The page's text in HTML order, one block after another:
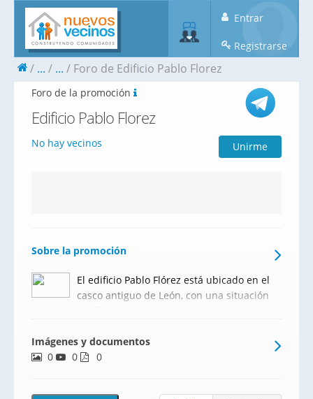
Entrar
Registrarse
... ... Foro de Edificio Pablo Florez
Foro de la promoción
Edificio Pablo Florez
No hay vecinos Unirme
Sobre la promoción
El edificio Pablo Flórez está ubicado en el
casco antiguo de León, con una situación
Flórez dispone de 39 viviendas de 1, 2, 3 y
4 dormitorios con trastero y plaza de
Imágenes y documentos
0
0 0